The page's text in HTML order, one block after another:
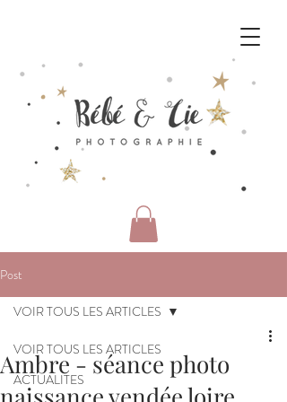
Post
VOIR TOUS LES ARTICLES
ACTUALITES
VOIR TOUS LES ARTICLES
Ambre - séance photo